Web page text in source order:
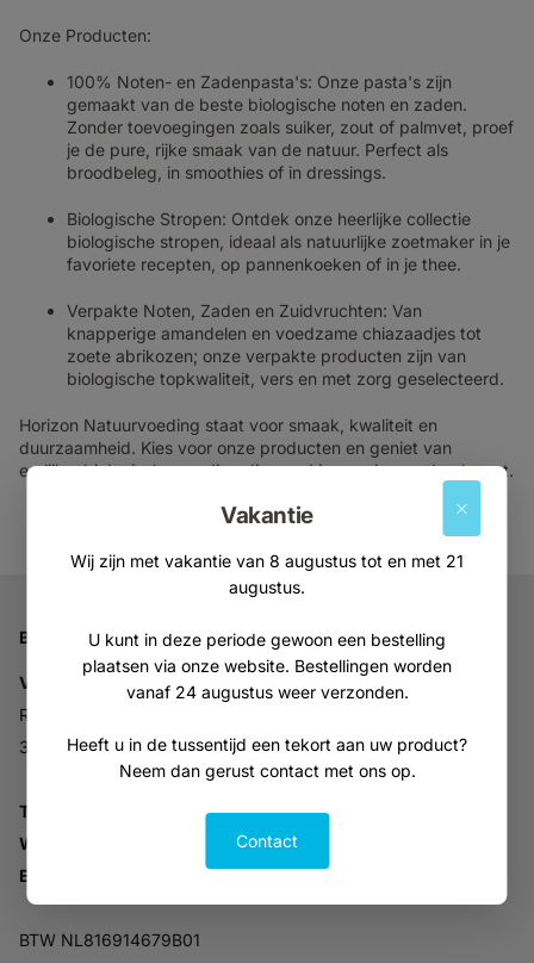
Vakantie
Wij zijn met vakantie van 8 augustus tot en met 21
augustus.
U kunt in deze periode gewoon een bestelling
plaatsen via onze website. Bestellingen worden
vanaf 24 augustus weer verzonden.
Heeft u in de tussentijd een tekort aan uw product?
Neem dan gerust contact met ons op.
Contact
Onze Producten:
100% Noten- en Zadenpasta's: Onze pasta's zijn
gemaakt van de beste biologische noten en zaden.
Zonder toevoegingen zoals suiker, zout of palmvet, proef
je de pure, rijke smaak van de natuur. Perfect als
broodbeleg, in smoothies of in dressings.
Biologische Stropen: Ontdek onze heerlijke collectie
biologische stropen, ideaal als natuurlijke zoetmaker in je
favoriete recepten, op pannenkoeken of in je thee.
Verpakte Noten, Zaden en Zuidvruchten: Van
knapperige amandelen en voedzame chiazaadjes tot
zoete abrikozen; onze verpakte producten zijn van
biologische topkwaliteit, vers en met zorg geselecteerd.
Horizon Natuurvoeding staat voor smaak, kwaliteit en
duurzaamheid. Kies voor onze producten en geniet van
eerlijke, biologische voeding die goed is voor jou en de planeet.
Bedrijfsgegevens
Vitabron
Ravelijn 52
3905NV Veenendaal
Tel:
Whatsapp:
Email:
BTW NL816914679B01